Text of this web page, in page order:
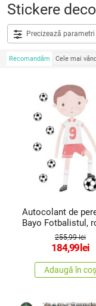
Stickere
Precizează parametri
Recomandăm Cele mai
Autocolant de
Bayo Fotbalistul,
255,99 lei
184,99 lei
Adaugă în coș